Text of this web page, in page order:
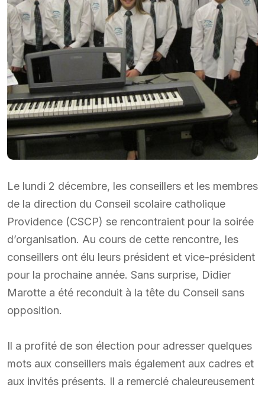
Le lundi 2 décembre, les conseillers et les membres
de la direction du Conseil scolaire catholique
Providence (CSCP) se rencontraient pour la soirée
d’organisation. Au cours de cette rencontre, les
conseillers ont élu leurs président et vice-président
pour la prochaine année. Sans surprise, Didier
Marotte a été reconduit à la tête du Conseil sans
opposition.
Il a profité de son élection pour adresser quelques
mots aux conseillers mais également aux cadres et
aux invités présents. Il a remercié chaleureusement